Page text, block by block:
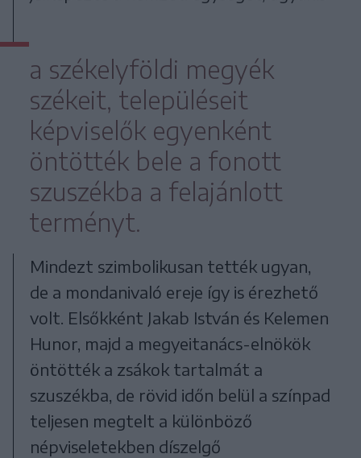
a székelyföldi megyék
székeit, településeit
képviselők egyenként
öntötték bele a fonott
szuszékba a felajánlott
terményt.
Mindezt szimbolikusan tették ugyan,
de a mondanivaló ereje így is érezhető
volt. Elsőkként Jakab István és Kelemen
Hunor, majd a megyeitanács-elnökök
öntötték a zsákok tartalmát a
szuszékba, de rövid időn belül a színpad
teljesen megtelt a különböző
népviseletekben díszelgő